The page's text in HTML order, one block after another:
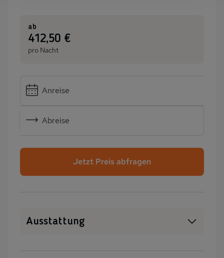
ab
:412,50 €
pro Nacht
Anreise
Abreise
Jetzt Preis abfragen
Ausstattung